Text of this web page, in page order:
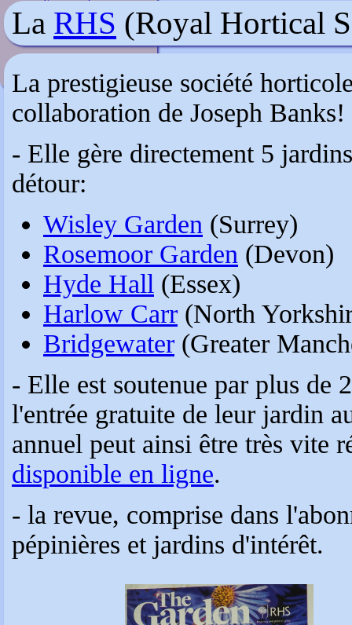
Voyager en France
La RHS (Royal Hortical
La prestigieuse société
collaboration de Joseph Banks!
- Elle gère directement 5
détour:
Wisley Garden (Surrey)
Rosemoor Garden (Devon)
Hyde Hall (Essex)
Harlow Carr (North
Bridgewater (Greater
- Elle est soutenue par plus de
l'entrée gratuite de leur jardin
annuel peut ainsi être très vite
disponible en ligne.
- la revue, comprise dans
pépinières et jardins d'intérêt.